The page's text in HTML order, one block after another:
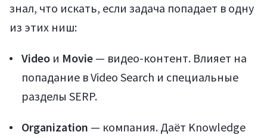
знал, что искать, если задача попадает в одну
из этих ниш:
Video и Movie — видео-контент. Влияет на
попадание в Video Search и специальные
разделы SERP.
Organization — компания. Даёт Knowledge